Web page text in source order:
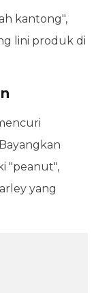
kantong",
lini produk di
"peanut",
yang